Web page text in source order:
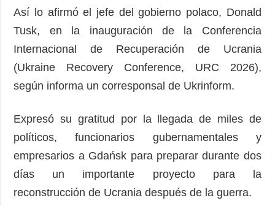
emergencias
ADICIONAL
Podcasts
Publicaciones
Entrevistas
Video
Releases
SERVICIOS
Suscripción
Banco de
imágenes
Así lo afirmó el jefe del gobierno polaco, Donald
Tusk, en la inauguración de la Conferencia
Internacional de Recuperación de Ucrania
(Ukraine Recovery Conference, URC 2026),
según informa un corresponsal de Ukrinform.
Expresó su gratitud por la llegada de miles de
políticos, funcionarios gubernamentales y
empresarios a Gdańsk para preparar durante dos
días un importante proyecto para la
reconstrucción de Ucrania después de la guerra.